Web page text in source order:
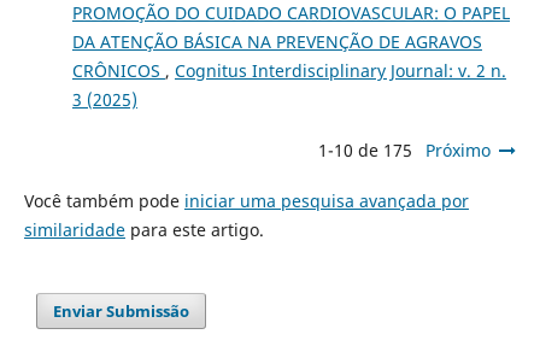
PROMOÇÃO DO CUIDADO CARDIOVASCULAR: O PAPEL
DA ATENÇÃO BÁSICA NA PREVENÇÃO DE AGRAVOS
CRÔNICOS , Cognitus Interdisciplinary Journal: v. 2 n.
3 (2025)
1-10 de 175 Próximo
Você também pode iniciar uma pesquisa avançada por
similaridadepara este artigo.
Enviar Submissão